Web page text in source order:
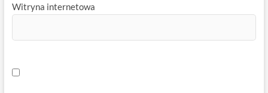
Witryna internetowa